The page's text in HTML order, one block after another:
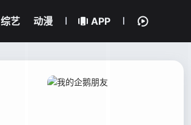
综艺 动漫 APP